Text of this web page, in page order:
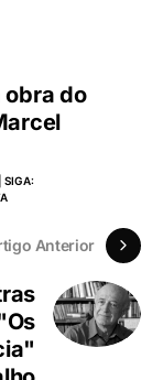
obra do
SIGA:
Anterior